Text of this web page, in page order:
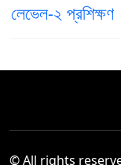
লেভেল-২ প্রশিক্ষণ
৪
© All rights